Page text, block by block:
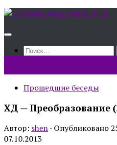
Skip
content
Найти:
Прошедшие беседы
ХД — Преобразование
Автор: shen · Опубликовано
07.10.2013